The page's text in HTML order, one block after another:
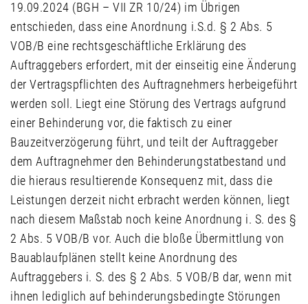
19.09.2024 (BGH – VII ZR 10/24) im Übrigen
entschieden, dass eine Anordnung i.S.d. § 2 Abs. 5
VOB/B eine rechtsgeschäftliche Erklärung des
Auftraggebers erfordert, mit der einseitig eine Änderung
der Vertragspflichten des Auftragnehmers herbeigeführt
werden soll. Liegt eine Störung des Vertrags aufgrund
einer Behinderung vor, die faktisch zu einer
Bauzeitverzögerung führt, und teilt der Auftraggeber
dem Auftragnehmer den Behinderungstatbestand und
die hieraus resultierende Konsequenz mit, dass die
Leistungen derzeit nicht erbracht werden können, liegt
nach diesem Maßstab noch keine Anordnung i. S. des §
2 Abs. 5 VOB/B vor. Auch die bloße Übermittlung von
Bauablaufplänen stellt keine Anordnung des
Auftraggebers i. S. des § 2 Abs. 5 VOB/B dar, wenn mit
ihnen lediglich auf behinderungsbedingte Störungen